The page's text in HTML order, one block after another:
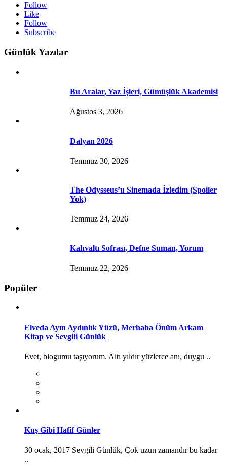
Follow
Like
Follow
Subscribe
Günlük Yazılar
Bu Aralar, Yaz İşleri, Gümüşlük Akademisi
Ağustos 3, 2026
Dalyan 2026
Temmuz 30, 2026
The Odysseus’u Sinemada İzledim (Spoiler
Yok)
Temmuz 24, 2026
Kahvaltı Sofrası, Defne Suman, Yorum
Temmuz 22, 2026
Popüler
Elveda Ayın Aydınlık Yüzü, Merhaba Önüm Arkam
Kitap ve Sevgili Günlük
Evet, blogumu taşıyorum. Altı yıldır yüzlerce anı, duygu ..
Kuş Gibi Hafif Günler
30 ocak, 2017 Sevgili Günlük, Çok uzun zamandır bu kadar
..